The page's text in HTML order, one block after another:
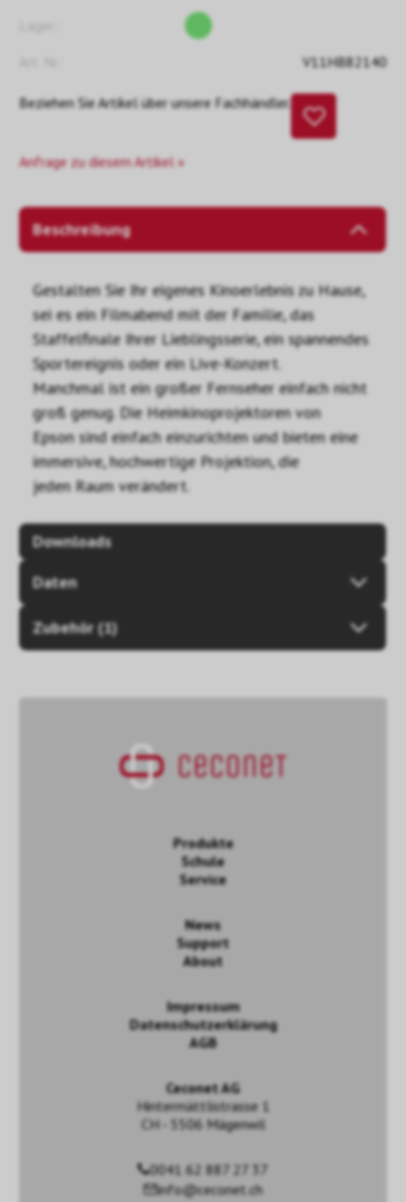
V11HB82140
Beziehen Sie Artikel über unsere Fachhändler.
Anfrage zu diesem Artikel »
Beschreibung
Gestalten Sie Ihr eigenes Kinoerlebnis zu Hause,
sei es ein Filmabend mit der Familie, das
Staffelfinale Ihrer Lieblingsserie, ein spannendes
Sportereignis oder ein Live-Konzert.
Manchmal ist ein großer Fernseher einfach nicht
groß genug. Die Heimkinoprojektoren von
Epson sind einfach einzurichten und bieten eine
immersive, hochwertige Projektion, die
jeden Raum verändert.
Downloads
Daten
Zubehör (1)
Produkte
Schule
Service
News
Support
About
Impressum
Datenschutzerklärung
AGB
Ceconet AG
Hintermättlistrasse 1
CH - 5506 Mägenwil
0041 62 887 27 37
info@ceconet.ch